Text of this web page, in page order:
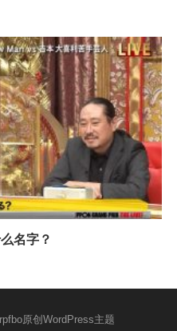
名字？
原创WordPress主题